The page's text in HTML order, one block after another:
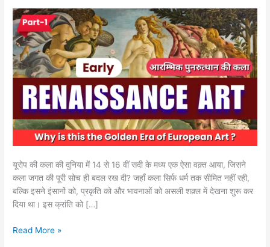
यूरोप की कला की दुनिया में 14 से 16 वीं सदी के मध्य एक ऐसा वक़्त आया, जिसने
कला जगत की पूरी सोच ही बदल रख दी? जहाँ कला सिर्फ धर्म तक सीमित नहीं रही,
बल्कि इसने इंसानों को, प्रकृति को और भावनाओं को असली शक़्ल में देखना शुरू कर
दिया था। इस क्रांति को […]
इटली
में
प्रारंभिक
पुनर्जागरण
की
कला
Read More »